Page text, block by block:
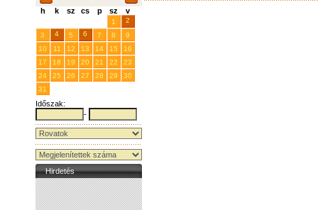
h k sz cs p sz v
1
2
3
4 5 6 7 8
9
10
11 12 13 14 15
16
17
18 19 20 21 22
23
24
25 26 27 28 29
30
31
Időszak:
-
Hirdetés